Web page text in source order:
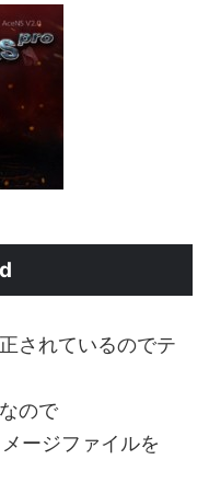
されているのでテ
ので
ージファイルを